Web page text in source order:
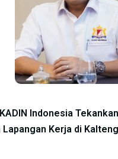
Indonesia
Lapangan Kerja di Kalteng